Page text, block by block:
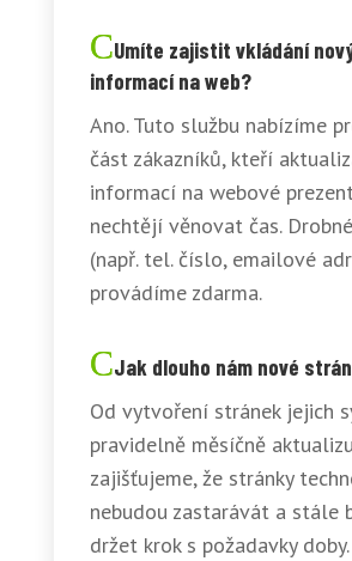
Umíte zajistit vkládání
informací na web?
Ano. Tuto službu nabízíme
část zákazníků, kteří
informací na webové
nechtějí věnovat čas.
(např. tel. číslo, emailové
provádíme zdarma.
Jak dlouho nám nové
Od vytvoření stránek jejich
pravidelně měsíčně
zajišťujeme, že stránky
nebudou zastarávát a stále
držet krok s požadavky doby.